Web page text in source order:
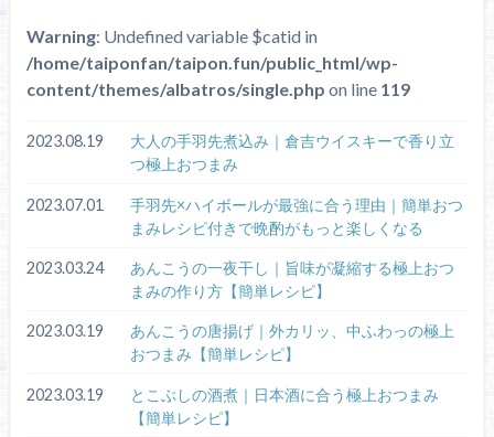
Warning: Undefined variable $catid in
/home/taiponfan/taipon.fun/public_html/wp-
content/themes/albatros/single.php on line 119
2023.08.19
大人の手羽先煮込み｜倉吉ウイスキーで香り立
つ極上おつまみ
2023.07.01
手羽先×ハイボールが最強に合う理由｜簡単おつ
まみレシピ付きで晩酌がもっと楽しくなる
2023.03.24
あんこうの一夜干し｜旨味が凝縮する極上おつ
まみの作り方【簡単レシピ】
2023.03.19
あんこうの唐揚げ｜外カリッ、中ふわっの極上
おつまみ【簡単レシピ】
2023.03.19
とこぶしの酒煮｜日本酒に合う極上おつまみ
【簡単レシピ】